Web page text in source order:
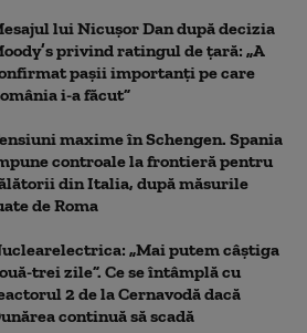
lui Nicușor Dan după decizia
privind ratingul de țară: „A
pașii importanți pe care
i-a făcut”
maxime în Schengen. Spania
controale la frontieră pentru
din Italia, după măsurile
de Roma
„Mai putem câștiga
trei zile”. Ce se întâmplă cu
2 de la Cernavodă dacă
continuă să scadă